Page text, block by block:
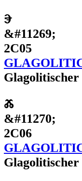
Ⰵ
&#11269;
2C05
Glagolitischer
Ⰶ
&#11270;
2C06
Glagolitischer